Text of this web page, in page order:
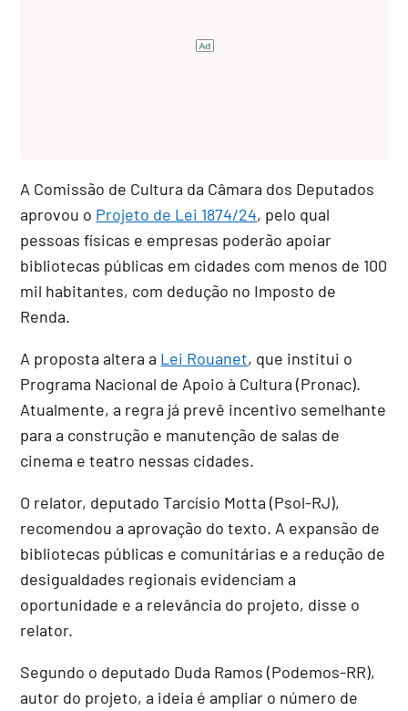
A Comissão de Cultura da Câmara dos Deputados
aprovou o Projeto de Lei 1874/24, pelo qual
pessoas físicas e empresas poderão apoiar
bibliotecas públicas em cidades com menos de 100
mil habitantes, com dedução no Imposto de
Renda.
A proposta altera a Lei Rouanet, que institui o
Programa Nacional de Apoio à Cultura (Pronac).
Atualmente, a regra já prevê incentivo semelhante
para a construção e manutenção de salas de
cinema e teatro nessas cidades.
O relator, deputado Tarcísio Motta (Psol-RJ),
recomendou a aprovação do texto. A expansão de
bibliotecas públicas e comunitárias e a redução de
desigualdades regionais evidenciam a
oportunidade e a relevância do projeto, disse o
relator.
Segundo o deputado Duda Ramos (Podemos-RR),
autor do projeto, a ideia é ampliar o número de